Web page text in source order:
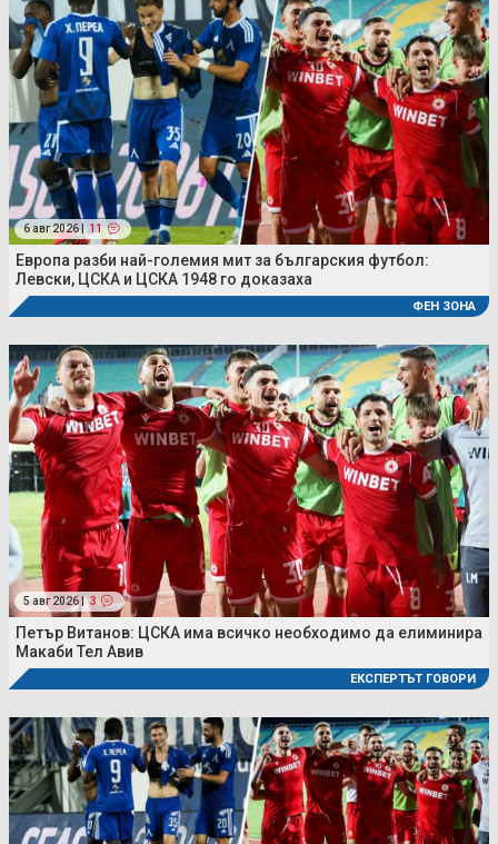
6 авг 2026 | 11
Европа разби най-големия мит за българския футбол:
Левски, ЦСКА и ЦСКА 1948 го доказаха
ФЕН ЗОНА
5 авг 2026 | 3
Петър Витанов: ЦСКА има всичко необходимо да елиминира
Макаби Тел Авив
ЕКСПЕРТЪТ ГОВОРИ